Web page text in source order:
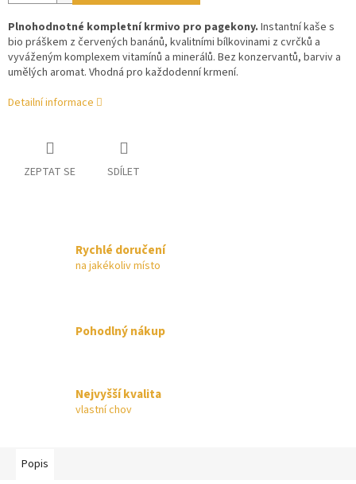
Plnohodnotné kompletní krmivo pro pagekony. Instantní kaše s
bio práškem z červených banánů, kvalitními bílkovinami z cvrčků a
vyváženým komplexem vitamínů a minerálů. Bez konzervantů, barviv a
umělých aromat. Vhodná pro každodenní krmení.
Detailní informace
ZEPTAT SE SDÍLET
Rychlé doručení
na jakékoliv místo
Pohodlný nákup
Nejvyšší kvalita
vlastní chov
Popis